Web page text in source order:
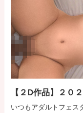
【２D作品】２０
いつもアダルトフェス